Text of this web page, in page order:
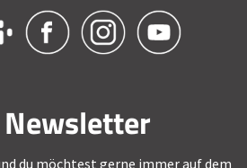
du möchtest gerne immer auf dem